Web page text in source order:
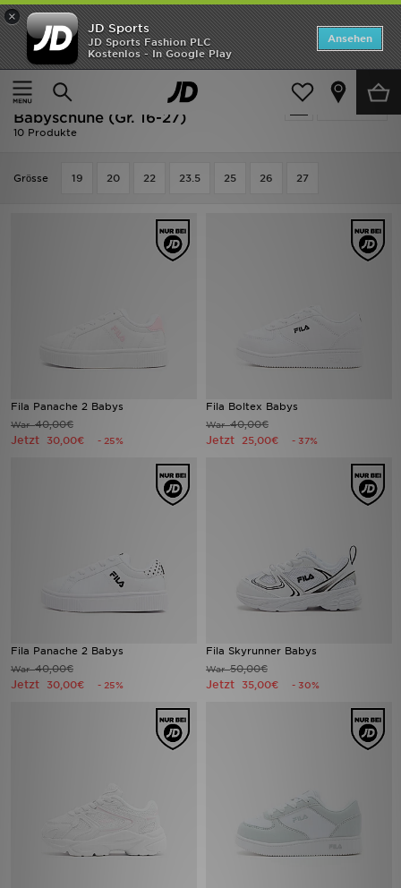
×
JD Sports
JD Sports Fashion PLC
Kostenlos - In Google Play
Ansehen
Startseite
Kinder Babyschuhe (Gr. 16-27)
verfeinern
Ausverkauf | Kinder - Fila
Babyschuhe (Gr. 16-27)
10 Produkte
Grӧsse 19 20 22 23.5 25 26 27
Fila Panache 2 Babys
War40,00€
Jetzt 30,00€ - 25%
Fila Boltex Babys
War40,00€
Jetzt 25,00€ - 37%
Fila Panache 2 Babys
War40,00€
Jetzt 30,00€ - 25%
Fila Skyrunner Babys
War50,00€
Jetzt 35,00€ - 30%
Startseite
ANGEBOTE
Marken
Fußball
Sport
Mein JD
Meine Nachrichten
Bestellverfolgung